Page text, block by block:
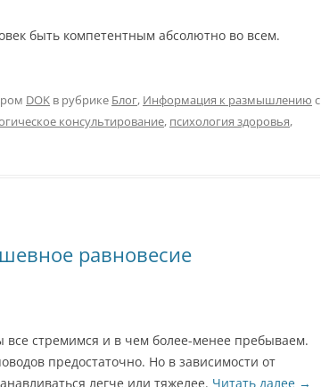
быть компетентным абсолютно во всем.
DOK в рубрике Блог, Информация к размышлению с
консультирование, психология здоровья,
равновесие
стремимся и в чем более-менее пребываем.
предостаточно. Но в зависимости от
легче или тяжелее. Читать далее →